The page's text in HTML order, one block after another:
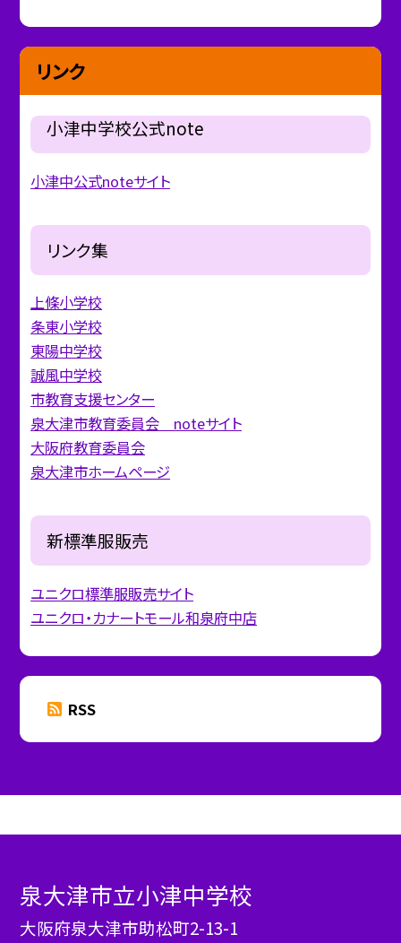
リンク
小津中学校公式note
小津中公式noteサイト
リンク集
上條小学校
条東小学校
東陽中学校
誠風中学校
市教育支援センター
泉大津市教育委員会 noteサイト
大阪府教育委員会
泉大津市ホームページ
新標準服販売
ユニクロ標準服販売サイト
ユニクロ・カナートモール和泉府中店
RSS
泉大津市立小津中学校
大阪府泉大津市助松町2-13-1